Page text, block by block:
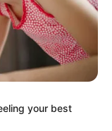
your best